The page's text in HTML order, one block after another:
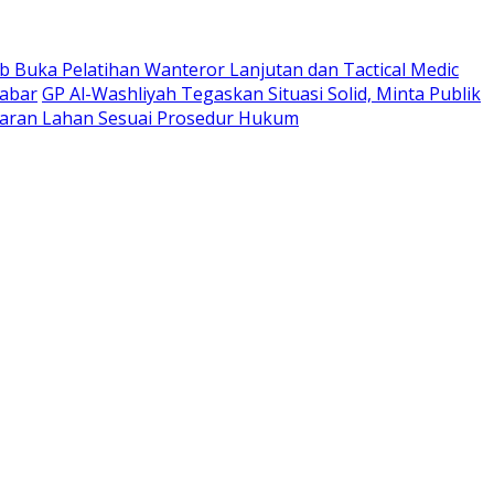
Buka Pelatihan Wanteror Lanjutan dan Tactical Medic
GP Al-Washliyah Tegaskan Situasi Solid, Minta Publik
Lahan Sesuai Prosedur Hukum